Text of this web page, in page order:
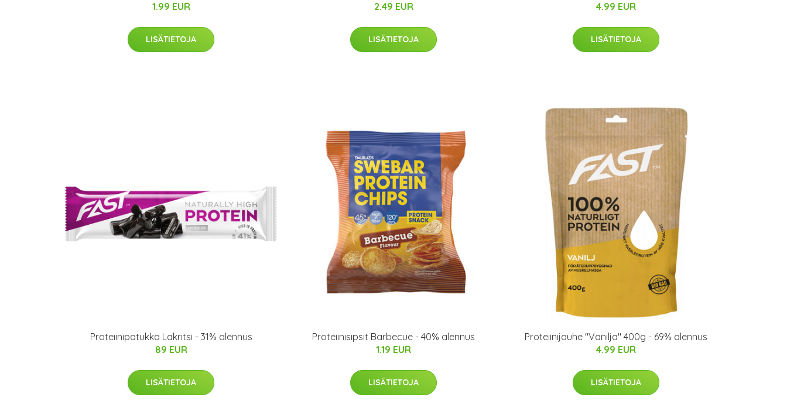
1.99 EUR
LISÄTIETOJA
2.49 EUR
LISÄTIETOJA
4.99 EUR
LISÄTIETOJA
Proteiinipatukka Lakritsi - 31% alennus
89 EUR
LISÄTIETOJA
Proteiinisipsit Barbecue - 40% alennus
1.19 EUR
LISÄTIETOJA
Proteiinijauhe "Vanilja" 400g - 69% alennus
4.99 EUR
LISÄTIETOJA